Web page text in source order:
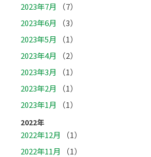
2023年7月
（7）
2023年6月
（3）
2023年5月
（1）
2023年4月
（2）
2023年3月
（1）
2023年2月
（1）
2023年1月
（1）
2022年
2022年12月
（1）
2022年11月
（1）